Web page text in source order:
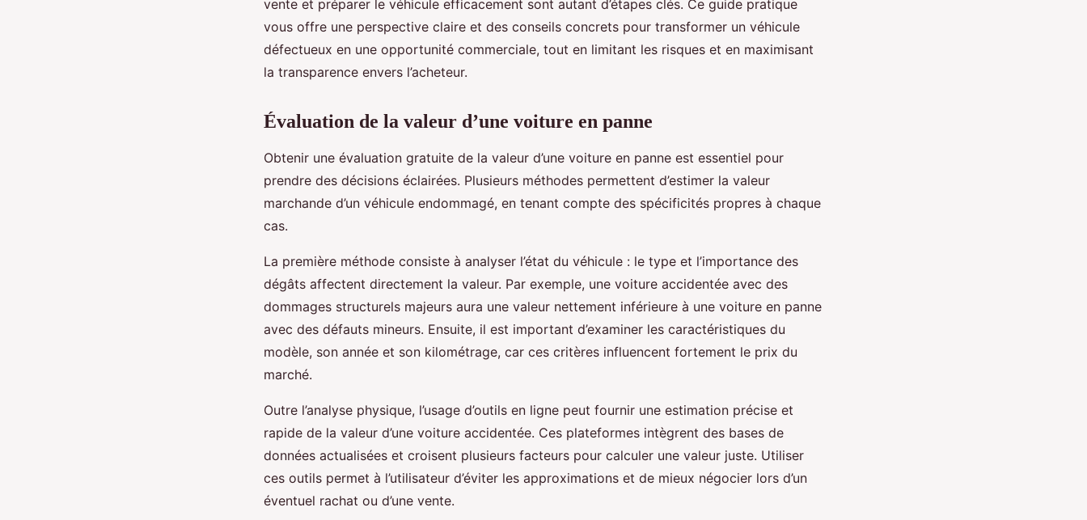
guide pratique et conseilsvente et préparer le véhicule efficacement sont autant d’étapes clés. Ce guide pratique
vous offre une perspective claire et des conseils concrets pour transformer un véhicule
défectueux en une opportunité commerciale, tout en limitant les risques et en maximisant
la transparence envers l’acheteur.
Évaluation de la valeur d’une voiture en panne
Obtenir une évaluation gratuite de la valeur d’une voiture en panne est essentiel pour
prendre des décisions éclairées. Plusieurs méthodes permettent d’estimer la valeur
marchande d’un véhicule endommagé, en tenant compte des spécificités propres à chaque
cas.
La première méthode consiste à analyser l’état du véhicule : le type et l’importance des
dégâts affectent directement la valeur. Par exemple, une voiture accidentée avec des
dommages structurels majeurs aura une valeur nettement inférieure à une voiture en panne
avec des défauts mineurs. Ensuite, il est important d’examiner les caractéristiques du
modèle, son année et son kilométrage, car ces critères influencent fortement le prix du
marché.
Outre l’analyse physique, l’usage d’outils en ligne peut fournir une estimation précise et
rapide de la valeur d’une voiture accidentée. Ces plateformes intègrent des bases de
données actualisées et croisent plusieurs facteurs pour calculer une valeur juste. Utiliser
ces outils permet à l’utilisateur d’éviter les approximations et de mieux négocier lors d’un
éventuel rachat ou d’une vente.